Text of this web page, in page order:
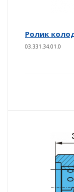
Ролик
03.331.34.01.0